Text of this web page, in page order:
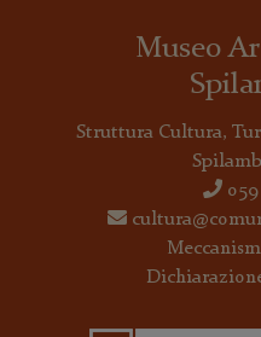
Museo
Struttura Cultura,